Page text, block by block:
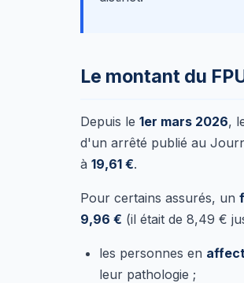
Le montant du
Depuis le 1er mars 2026,
d'un arrêté publié au
à 19,61 €.
Pour certains assurés, un
9,96 € (il était de 8,49 €
les personnes en
leur pathologie ;